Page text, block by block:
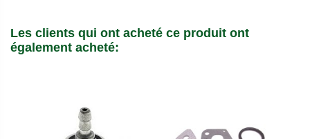
Les clients qui ont acheté ce produit ont
également acheté: